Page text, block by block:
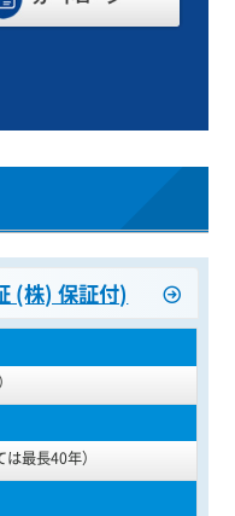
(株) 保証付)
最長40年）